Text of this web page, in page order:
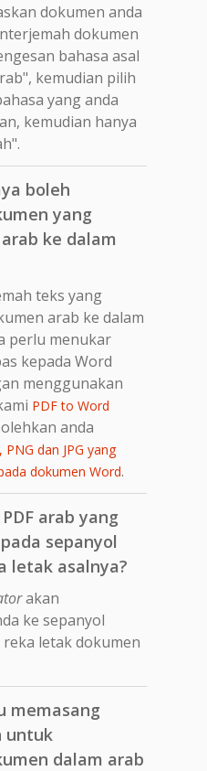
dokumen anda
dokumen
bahasa asal
kemudian pilih
yang anda
kemudian hanya
boleh
yang
ke dalam
teks yang
arab ke dalam
perlu menukar
kepada Word
menggunakan
PDF to Word
anda
dan JPG yang
dokumen Word.
arab yang
sepanyol
letak asalnya?
akan
ke sepanyol
letak dokumen
memasang
untuk
dalam arab